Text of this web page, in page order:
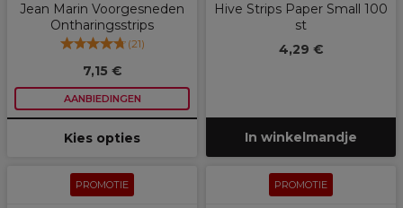
Jean Marin Voorgesneden
Ontharingsstrips
(21)
7,15 €
AANBIEDINGEN
Kies opties
Hive Strips Paper Small 100
st
4,29 €
In winkelmandje
PROMOTIE PROMOTIE